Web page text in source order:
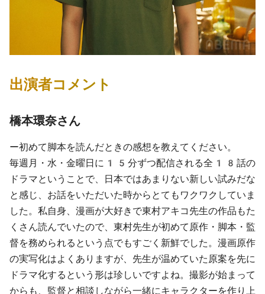
出演者コメント
橋本環奈さん
ー初めて脚本を読んだときの感想を教えてください。
毎週月・水・金曜日に15分ずつ配信される全18話の
ドラマということで、日本ではあまりない新しい試みだな
と感じ、お話をいただいた時からとてもワクワクしていま
した。私自身、漫画が大好きで東村アキコ先生の作品もた
くさん読んでいたので、東村先生が初めて原作・脚本・監
督を務められるという点でもすごく新鮮でした。漫画原作
の実写化はよくありますが、先生が温めていた原案を先に
ドラマ化するという形は珍しいですよね。撮影が始まって
からも、監督と相談しながら一緒にキャラクターを作り上